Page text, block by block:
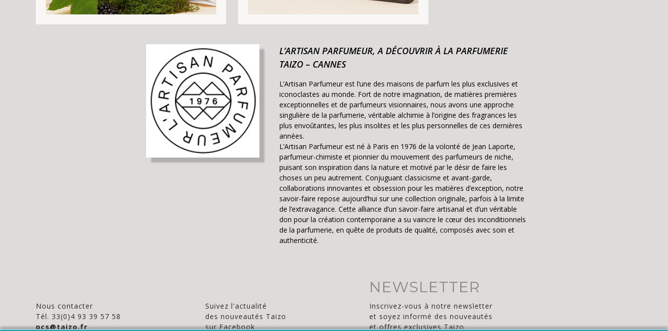
L’ARTISAN PARFUMEUR, A DÉCOUVRIR À LA PARFUMERIE
TAIZO – CANNES
L’Artisan Parfumeur est l’une des maisons de parfum les plus exclusives et
iconoclastes au monde. Fort de notre imagination, de matières premières
exceptionnelles et de parfumeurs visionnaires, nous avons une approche
singulière de la parfumerie, véritable alchimie à l’origine des fragrances les
plus envoûtantes, les plus insolites et les plus personnelles de ces dernières
années.
L’Artisan Parfumeur est né à Paris en 1976 de la volonté de Jean Laporte,
parfumeur-chimiste et pionnier du mouvement des parfumeurs de niche,
puisant son inspiration dans la nature et motivé par le désir de faire les
choses un peu autrement. Conjuguant classicisme et avant-garde,
collaborations innovantes et obsession pour les matières d’exception, notre
savoir-faire repose aujourd’hui sur une collection originale, parfois à la limite
de l’extravagance. Cette alliance d’un savoir-faire artisanal et d’un véritable
don pour la création contemporaine a su vaincre le cœur des inconditionnels
de la parfumerie, en quête de produits de qualité, composés avec soin et
authenticité.
Nous contacter
Tél. 33(0)4 93 39 57 58
pcs@taizo.fr
Suivez l'actualité
des nouveautés Taizo
sur Facebook
NEWSLETTER
Inscrivez-vous à notre newsletter
et soyez informé des nouveautés
et offres exclusives Taizo